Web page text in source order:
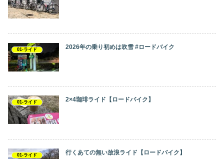
01-ライド 2026年の乗り初めは吹雪 #ロードバイク
01-ライド 2×4珈琲ライド【ロードバイク】
01-ライド 行くあての無い放浪ライド【ロードバイク】